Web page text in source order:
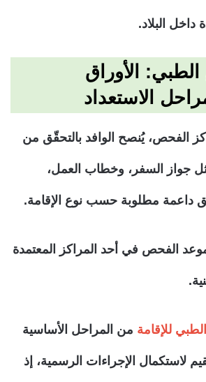
داخل البلاد.
الأوراق
الاستعداد
الفحص، يُنصح الوافد بالتحقّق من
جواز السفر، وخطاب العمل،
داعمة مطلوبة حسب نوع الإقامة.
الفحص في أحد المراكز المعتمدة
للإقامة من المراحل الأساسية
لاستكمال الإجراءات الرسمية، إذ